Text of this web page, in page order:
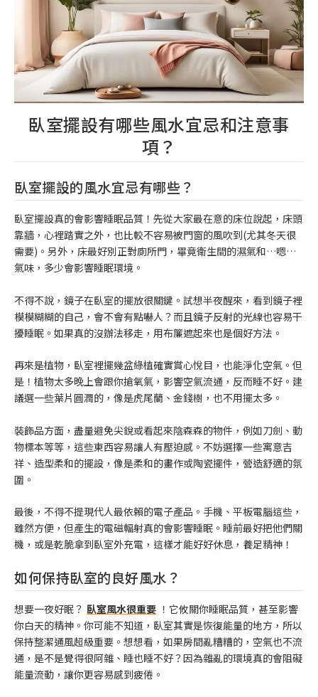
臥室擺設有哪些風水宜忌和注意事
項？
臥室擺設的風水宜忌有哪些？
臥室擺設真的會影響睡眠品質！先從大家最在意的床位說起，床頭
靠牆，心裡踏實之外，也比較不容易被門窗的風吹到(尤其冬天很
需要)。另外，床最好別正對廁所門，畢竟衛生間的濕氣和…嗯…
氣味，多少會影響睡眠環境。
不得不說，鏡子在臥室的擺放很關鍵。試想半夜醒來，看到鏡子裡
模模糊糊的自己，會不會有點嚇人？而且鏡子反射的光線也容易干
擾睡眠。如果真的沒辦法移走，用布簾遮起來也是個好方法。
再來是植物，臥室裡擺幾盆綠植確實賞心悅目，也能淨化空氣。但
是！植物太多晚上會跟你搶氧氣，影響空氣流通，反而睡不好。建
議選一些葉片圓潤的，像是虎尾蘭、金錢樹，也不用擺太多。
裝飾品方面，盡量避免尖銳或看起來陰森森的物件，例如刀劍、動
物標本等等，這些東西容易讓人有壓迫感。不妨選擇一些寓意吉
祥、造型柔和的擺設，像是柔和的畫作或陶瓷擺件，營造舒適的氛
圍。
最後，不得不提現代人最依賴的電子產品。手機、平板電腦這些，
雖然方便，但產生的電磁輻射真的會影響睡眠。睡前最好把他們關
機，或是乾脆拿到臥室外充電，這樣才能好好休息，養足精神！
如何保持臥室的良好風水？
想要一夜好眠？ 臥室風水很重要 ！它攸關你睡眠品質，甚至影響
你白天的精神。你可能不知道，臥室其實是恢復能量的地方，所以
保持整潔通風超級重要。想想看，如果房間亂糟糟的，空氣也不流
通，是不是覺得很阿雜、睡也睡不好？因為雜亂的環境真的會阻礙
能量流動，讓你更容易感到疲倦。